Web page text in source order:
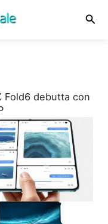
Fold6 debutta con